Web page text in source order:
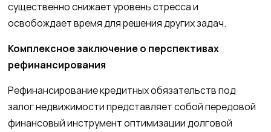
существенно снижает уровень стресса и
освобождает время для решения других задач.
Комплексное заключение о перспективах
рефинансирования
Рефинансирование кредитных обязательств под
залог недвижимости представляет собой передовой
финансовый инструмент оптимизации долговой